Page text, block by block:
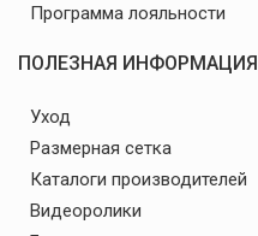
Программа лояльности
ПОЛЕЗНАЯ ИНФОРМАЦИЯ
Уход
Размерная сетка
Каталоги производителей
Видеоролики